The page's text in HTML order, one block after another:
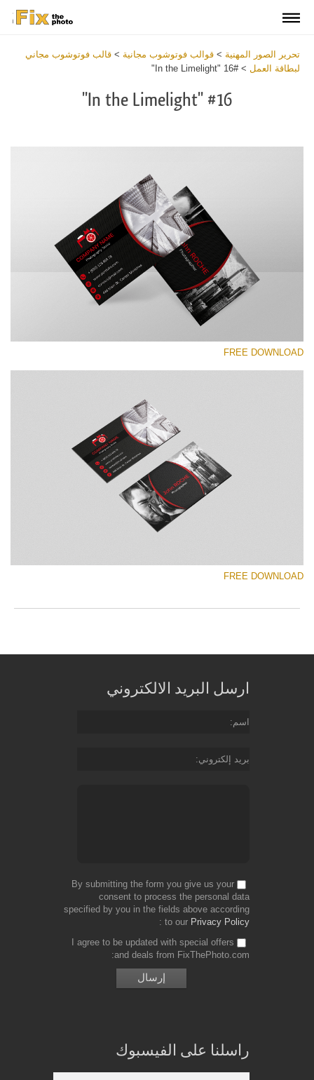
تحرير الصور المهنية > قوالب فوتوشوب مجانية > قالب فوتوشوب مجاني
لبطاقة العمل >
#16 "In the Limelight"
#16 "In the Limelight"
رجاء اختر
Wedding Photography Templates
تنزيل مجاني
FREE DOWNLOAD
FREE DOWNLOAD
ارسل البريد الالكتروني
اسم
بريد إلكتروني
By submitting the form you give us your
consent to process the personal data
specified by you in the fields above according
to our Privacy Policy
I agree to be updated with special offers
and deals from FixThePhoto.com
راسلنا على الفيسبوك